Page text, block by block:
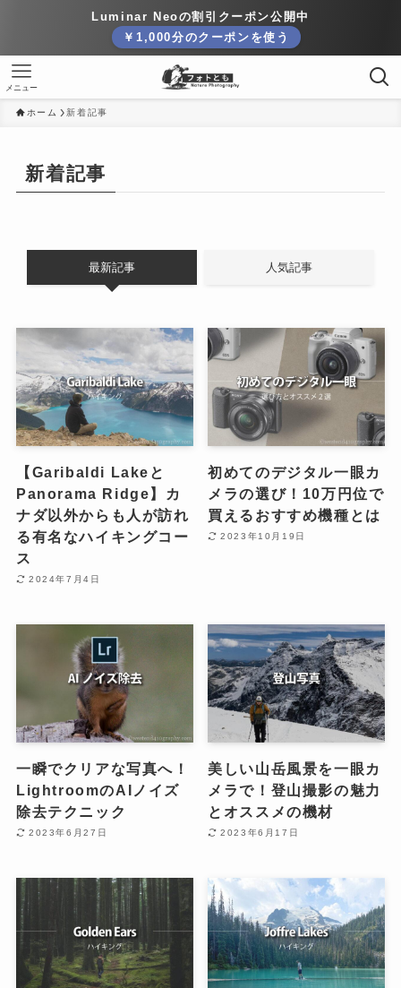
Luminar Neoの割引クーポン公開中
￥1,000分のクーポンを使う
メニュー
ホーム 新着記事
新着記事
最新記事 人気記事
【Garibaldi Lakeと
Panorama Ridge】カ
ナダ以外からも人が訪れ
る有名なハイキングコー
ス
2024年7月4日
初めてのデジタル一眼カ
メラの選び！10万円位で
買えるおすすめ機種とは
2023年10月19日
一瞬でクリアな写真へ！
LightroomのAIノイズ
除去テクニック
2023年6月27日
美しい山岳風景を一眼カ
メラで！登山撮影の魅力
とオススメの機材
2023年6月17日